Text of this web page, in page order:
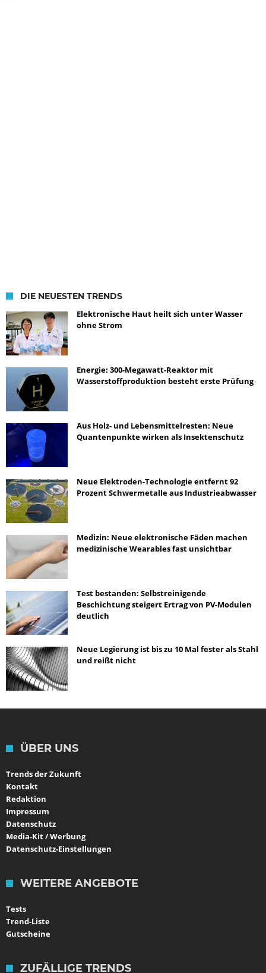
DIE NEUESTEN TRENDS
Elektronische Haut heilt sich unter Wasser
ohne Strom
Energie: 300-Megawatt-Reaktor mit
Wasserstoffproduktion besteht erste Prüfung
Aus Holz- und Lebensmittelresten: Neue
Quantenpunkte wirken als Insektenschutz
Neue Elektroden-Technologie entfernt 92
Prozent Schwermetalle aus Industrieabwasser
Medizin: Neue elektronische Fäden machen
medizinische Wearables fast unsichtbar
Test bestanden: Selbstreinigende
Beschichtung steigert Ertrag von PV-Modulen
deutlich
Neue Legierung ist bis zu 10 Mal fester als Stahl
und reißt nicht
ÜBER UNS
Trends der Zukunft
Kontakt
Redaktion
Impressum
Datenschutz
Media-Kit / Werbung
Datenschutz-Einstellungen
WEITERE ANGEBOTE
Tests
Trend-Liste
Gutscheine
ZUFÄLLIGE TRENDS